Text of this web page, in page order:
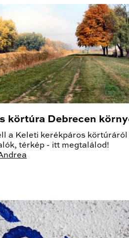
körtúra Debrecen
a Keleti kerékpáros körtúráról
térkép - itt megtalálod!